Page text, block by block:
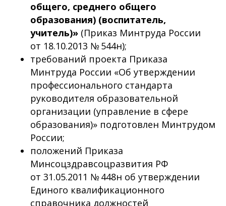
общего, среднего общего
образования) (воспитатель,
учитель)» (Приказ Минтруда России
от 18.10.2013 № 544н);
требований проекта Приказа
Минтруда России «Об утверждении
профессионального стандарта
руководителя образовательной
организации (управление в сфере
образования)» подготовлен Минтрудом
России;
положений Приказа
Минсоцздравсоцразвития РФ
от 31.05.2011 № 448н об утверждении
Единого квалификационного
справочника должностей